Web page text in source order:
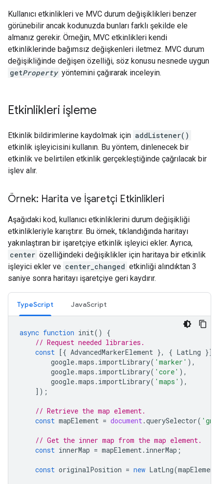
Kullanıcı etkinlikleri ve MVC durum değişiklikleri benzer
görünebilir ancak kodunuzda bunları farklı şekilde ele
almanız gerekir. Örneğin, MVC etkinlikleri kendi
etkinliklerinde bağımsız değişkenleri iletmez. MVC durum
değişikliğinde değişen özelliği, söz konusu nesnede uygun
getProperty yöntemini çağırarak inceleyin.
Etkinlikleri işleme
Etkinlik bildirimlerine kaydolmak için addListener()
etkinlik işleyicisini kullanın. Bu yöntem, dinlenecek bir
etkinlik ve belirtilen etkinlik gerçekleştiğinde çağrılacak bir
işlev alır.
Örnek: Harita ve İşaretçi Etkinlikleri
Aşağıdaki kod, kullanıcı etkinliklerini durum değişikliği
etkinlikleriyle karıştırır. Bu örnek, tıklandığında haritayı
yakınlaştıran bir işaretçiye etkinlik işleyici ekler. Ayrıca,
center özelliğindeki değişiklikler için haritaya bir etkinlik
işleyici ekler ve center_changed etkinliği alındıktan 3
saniye sonra haritayı işaretçiye geri kaydırır.
TypeScript JavaScript
async function init()
{
// Request needed libraries.
const
[{ AdvancedMarkerElement }, { LatLng }]
google.maps . importLibrary( 'marker' ),
google.maps . importLibrary( 'core' ),
google.maps . importLibrary( 'maps' ),
]);
// Retrieve the map element.
const mapElement = document.querySelector(
// Get the inner map from the map element.
const innerMap = mapElement. innerMap ;
const originalPosition = new LatLng(mapElement